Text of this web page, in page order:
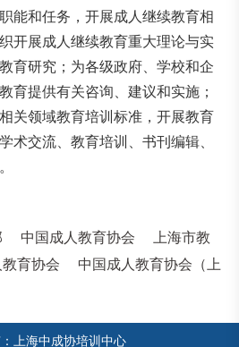
能和任务，开展成人继续教育相
开展成人继续教育重大理论与实
育研究；为各级政府、学校和企
育提供有关咨询、建议和实施；
关领域教育培训标准，开展教育
术交流、教育培训、书刊编辑、
中国成人教育协会
上海市教
教育协会
中国成人教育协会（上
上海中成协培训中心